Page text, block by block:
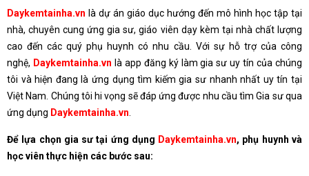
Daykemtainha.vn là dự án giáo dục hướng đến mô hình học tập tại
nhà, chuyên cung ứng gia sư, giáo viên dạy kèm tại nhà chất lượng
cao đến các quý phụ huynh có nhu cầu. Với sự hỗ trợ của công
nghệ, Daykemtainha.vn là app đăng ký làm gia sư uy tín của chúng
tôi và hiện đang là ứng dụng tìm kiếm gia sư nhanh nhất uy tín tại
Việt Nam. Chúng tôi hi vọng sẽ đáp ứng được nhu cầu tìm Gia sư qua
ứng dụng Daykemtainha.vn
Để lựa chọn gia sư tại ứng dụng Daykemtainha.vn, phụ huynh và
học viên thực hiện các bước sau: